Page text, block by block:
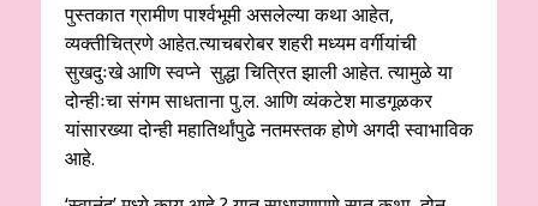
पुस्तकात ग्रामीण पार्श्वभूमी असलेल्या कथा आहेत,
व्यक्तीचित्रणे आहेत.त्याचबरोबर शहरी मध्यम वर्गीयांची
सुखदुःखे आणि स्वप्ने सुद्धा चित्रित झाली आहेत. त्यामुळे या
दोन्हीःचा संगम साधताना पु.ल. आणि व्यंकटेश माडगूळकर
यांसारख्या दोन्ही महातिर्थांपुढे नतमस्तक होणे अगदी स्वाभाविक
आहे.